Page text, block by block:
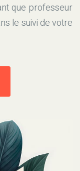
que professeur
le suivi de votre